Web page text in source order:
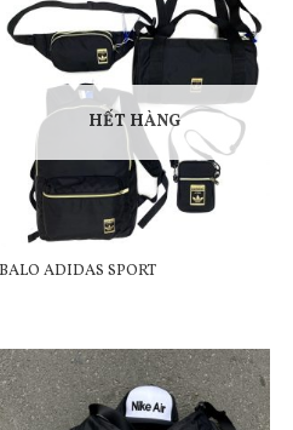
HẾT HÀNG
BALO ADIDAS SPORT